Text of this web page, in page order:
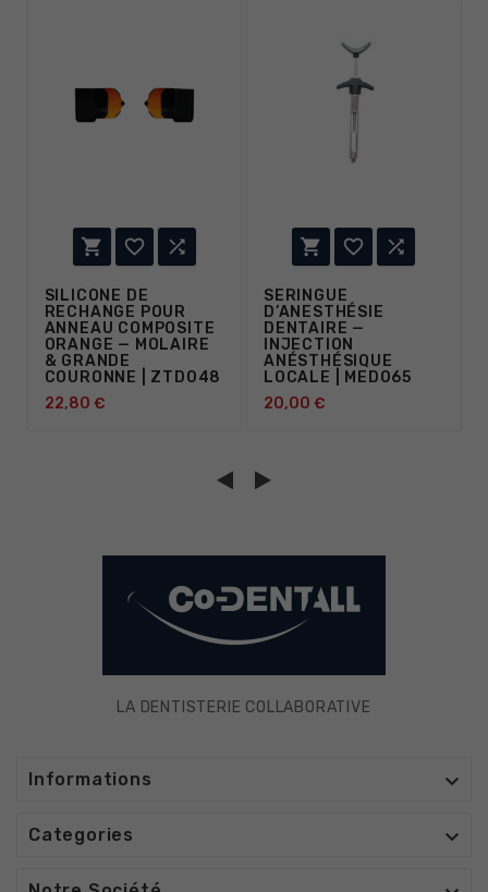
  
SILICONE DE
RECHANGE POUR
ANNEAU COMPOSITE
ORANGE — MOLAIRE
& GRANDE
COURONNE | ZTD048
22,80 €
  
SERINGUE
D’ANESTHÉSIE
DENTAIRE —
INJECTION
ANÉSTHÉSIQUE
LOCALE | MED065
20,00 €
LA DENTISTERIE COLLABORATIVE
Informations 
Categories 